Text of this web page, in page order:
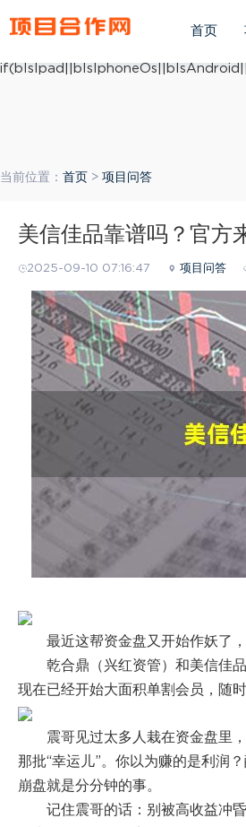
ua.match(/iphone os/i) == "iphone
首页
当前位置： 首页 > 项目问答
美信佳品靠谱吗？官方
2025-09-10 07:16:47 项目问答
最近这帮资金盘又开始作妖了
乾合鼎（兴红资管）和美信佳
现在已经开始大面积单割会员，随
震哥见过太多人栽在资金盘里
那批“幸运儿”。你以为赚的是利润
崩盘就是分分钟的事。
记住震哥的话：别被高收益冲